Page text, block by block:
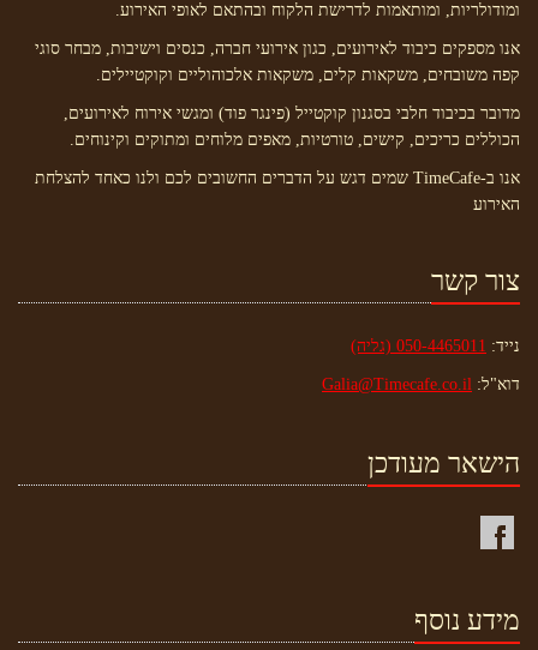
ומודולריות, ומותאמות לדרישת הלקוח ובהתאם לאופי האירוע.
אנו מספקים כיבוד לאירועים, כגון אירועי חברה, כנסים וישיבות, מבחר סוגי
קפה משובחים, משקאות קלים, משקאות אלכוהוליים וקוקטיילים.
מדובר בכיבוד חלבי בסגנון קוקטייל (פינגר פוד) ומגשי אירוח לאירועים,
הכוללים כריכים, קישים, טורטיות, מאפים מלוחים ומתוקים וקינוחים.
אנו ב-TimeCafe שמים דגש על הדברים החשובים לכם ולנו כאחד להצלחת
האירוע
צור קשר
נייד: 050-4465011 (גליה)
דוא"ל: Galia@Timecafe.co.il
הישאר מעודכן
מידע נוסף